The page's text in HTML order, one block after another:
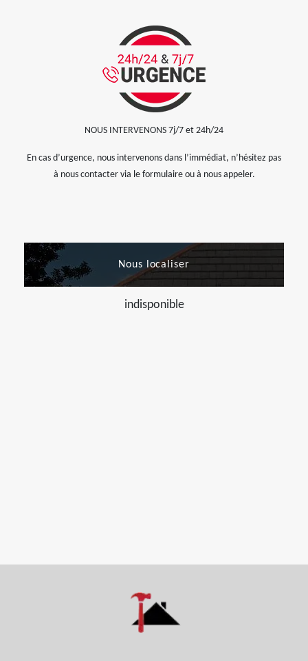
NOUS INTERVENONS 7j/7 et 24h/24
En cas d’urgence, nous intervenons dans l’immédiat, n’hésitez pas
à nous contacter via le formulaire ou à nous appeler.
Nous localiser
indisponible